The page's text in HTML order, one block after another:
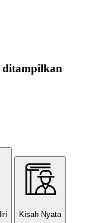
ditampilkan
Kisah Nyata